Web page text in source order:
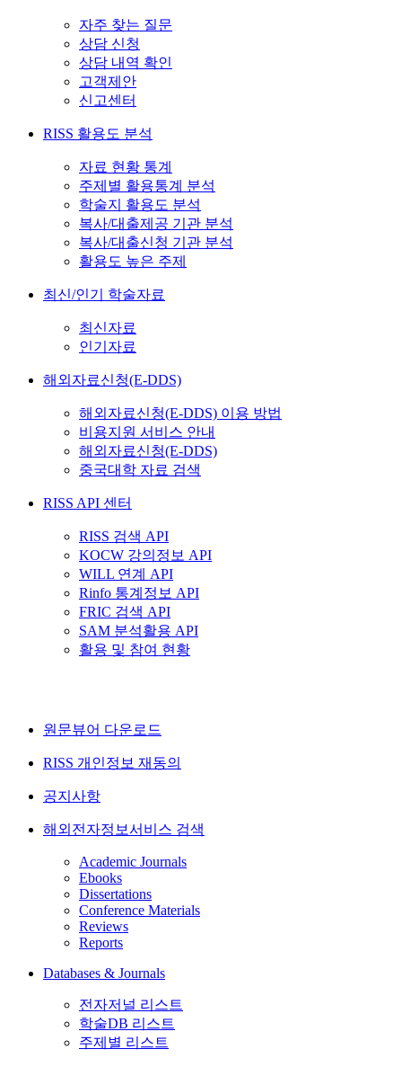
자주 찾는 질문
상담 신청
상담 내역 확인
고객제안
신고센터
RISS 활용도 분석
자료 현황 통계
주제별 활용통계 분석
학술지 활용도 분석
복사/대출제공 기관 분석
복사/대출신청 기관 분석
활용도 높은 주제
최신/인기 학술자료
최신자료
인기자료
해외자료신청(E-DDS)
해외자료신청(E-DDS) 이용 방법
비용지원 서비스 안내
해외자료신청(E-DDS)
중국대학 자료 검색
RISS API 센터
RISS 검색 API
KOCW 강의정보 API
WILL 연계 API
Rinfo 통계정보 API
FRIC 검색 API
SAM 분석활용 API
활용 및 참여 현황
원문뷰어 다운로드
RISS 개인정보 재동의
공지사항
해외전자정보서비스 검색
Academic Journals
Ebooks
Dissertations
Conference Materials
Reviews
Reports
Databases & Journals
전자저널 리스트
학술DB 리스트
주제별 리스트